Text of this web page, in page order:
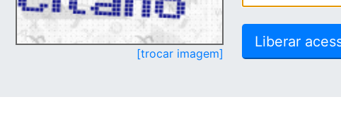
[trocar imagem]